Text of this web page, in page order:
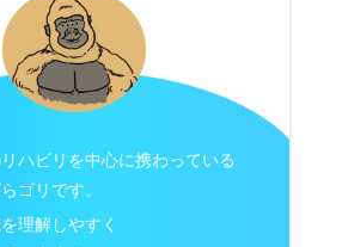
ハビリを中心に携わっている
ゴリです。
理解しやすく